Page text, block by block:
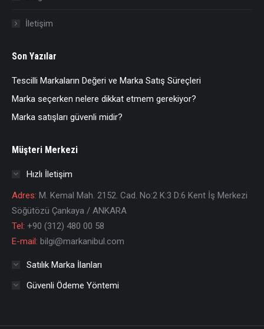
İletişim
Son Yazılar
Tescilli Markaların Değeri ve Marka Satış Süreçleri
Marka seçerken nelere dikkat etmem gerekiyor?
Marka satışları güvenli midir?
Müşteri Merkezi
Hızlı İletişim
Adres: M. Kemal Mah. 2152. Cad. No:2 K:3 D:6 Kent İş Merkezi
Söğütözü Çankaya / ANKARA
Tel: +90 (312) 480 00 58
E-mail: bilgi@markanibul.com
Satılık Marka İlanları
Güvenli Ödeme Yöntemi